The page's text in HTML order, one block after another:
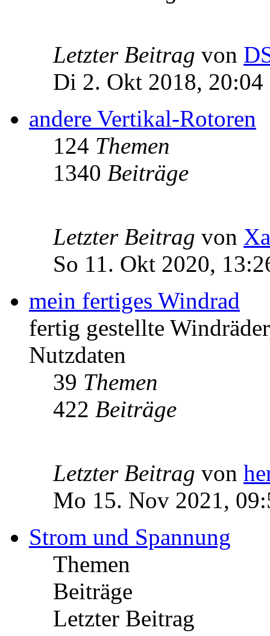
Letzter Beitrag von
Di 2. Okt 2018, 20:04
andere Vertikal-Rotoren
124 Themen
1340 Beiträge
Letzter Beitrag von
So 11. Okt 2020,
mein fertiges Windrad
fertig gestellte
Nutzdaten
39 Themen
422 Beiträge
Letzter Beitrag von
Mo 15. Nov 2021,
Strom und Spannung
Themen
Beiträge
Letzter Beitrag